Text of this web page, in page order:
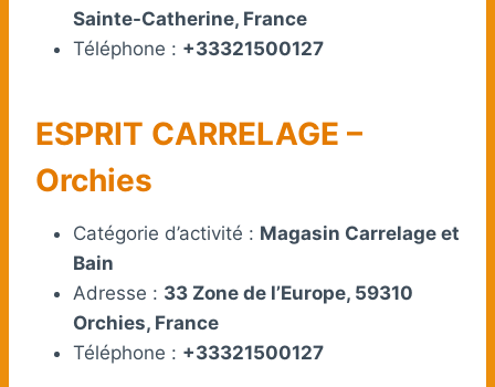
Sainte-Catherine, France
Téléphone : +33321500127
ESPRIT CARRELAGE –
Orchies
Catégorie d’activité : Magasin Carrelage et
Bain
Adresse : 33 Zone de l’Europe, 59310
Orchies, France
Téléphone : +33321500127